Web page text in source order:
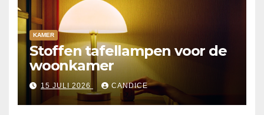
KAMER
Stoffen tafellampen voor de
woonkamer
15 JULI 2026 CANDICE